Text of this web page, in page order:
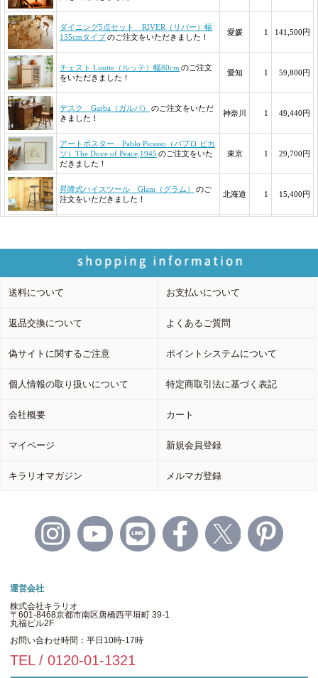
送料について お支払いについて
返品交換について よくあるご質問
偽サイトに関するご注意 ポイントシステムについて
個人情報の取り扱いについて 特定商取引法に基づく表記
会社概要 カート
マイページ 新規会員登録
キラリオマガジン メルマガ登録
運営会社
株式会社キラリオ
〒601-8468京都市南区唐橋西平垣町 39-1
丸福ビル2F
お問い合わせ時間：平日10時-17時
TEL / 0120-01-1321